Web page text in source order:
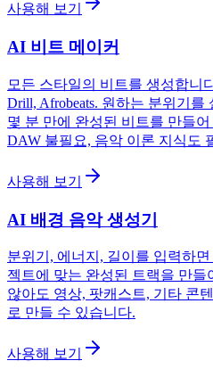
사용해 보기
AI 비트 메이커
모든 스타일의 비트를 생성합니
Drill, Afrobeats. 원하는 분위기
몇 분 만에 완성된 비트를 만들
DAW 불필요, 음악 이론 지식도
사용해 보기
AI 배경 음악 생성기
분위기, 에너지, 길이를 입력하
젝트에 맞는 완성된 트랙을 만들
않아도 영상, 팟캐스트, 기타 콘
로 만들 수 있습니다.
사용해 보기